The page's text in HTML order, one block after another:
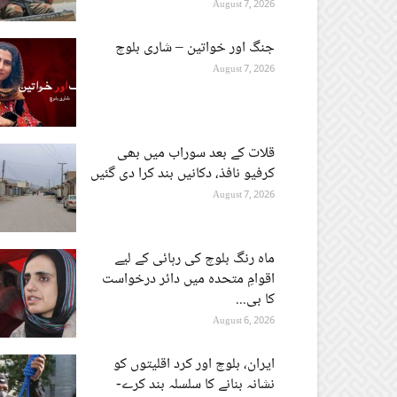
August 7, 2026
جنگ اور خواتین – شاری بلوچ
August 7, 2026
قلات کے بعد سوراب میں بھی
کرفیو نافذ، دکانیں بند کرا دی گئیں
August 7, 2026
ماہ رنگ بلوچ کی رہائی کے لیے
اقوامِ متحدہ میں دائر درخواست
کا بی...
August 6, 2026
ایران، بلوچ اور کرد اقلیتوں کو
نشانہ بنانے کا سلسلہ بند کرے-